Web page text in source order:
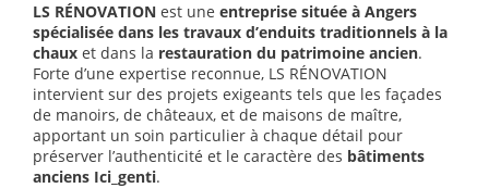
LS RÉNOVATION est une entreprise située à Angers
spécialisée dans les travaux d’enduits traditionnels à la
chaux et dans la restauration du patrimoine ancien.
Forte d’une expertise reconnue, LS RÉNOVATION
intervient sur des projets exigeants tels que les façades
de manoirs, de châteaux, et de maisons de maître,
apportant un soin particulier à chaque détail pour
préserver l’authenticité et le caractère des bâtiments
anciens Ici_genti.